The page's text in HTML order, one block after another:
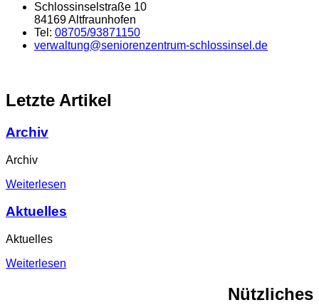
Schlossinselstraße 10
84169 Altfraunhofen
Tel: 08705/93871150
verwaltung@seniorenzentrum-schlossinsel.de
Letzte Artikel
Archiv
Archiv
Weiterlesen
Aktuelles
Aktuelles
Weiterlesen
Nützliches